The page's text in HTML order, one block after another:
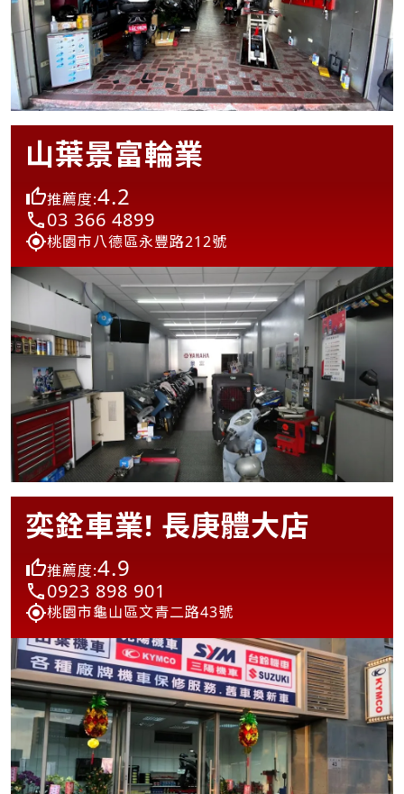
山葉景富輪業
推薦度:4.2
03 366 4899
桃園市八德區永豐路212號
奕銓車業! 長庚體大店
推薦度:4.9
0923 898 901
桃園市龜山區文青二路43號